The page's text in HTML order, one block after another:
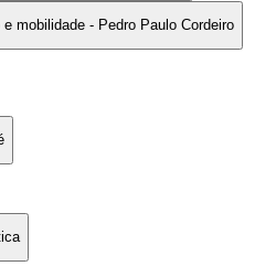
e mobilidade - Pedro Paulo Cordeiro